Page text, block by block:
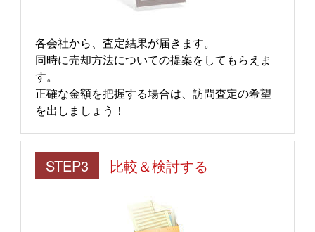
各会社から、査定結果が届きます。
同時に売却方法についての提案をしてもらえま
す。
正確な金額を把握する場合は、訪問査定の希望
を出しましょう！
STEP3 比較＆検討する